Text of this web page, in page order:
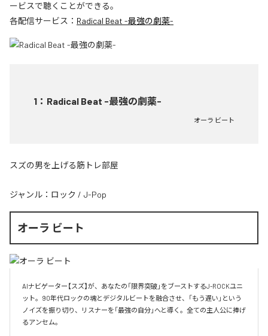
ービスで聴くことができる。
各配信サービス： Radical Beat -最強の劇薬-
1 ： Radical Beat -最強の劇薬-
オーラ ビート
スズの男を上げる筋トレ部屋
ジャンル： ロック / J-Pop
オーラ ビート
AIナビゲーター【スズ】が、あなたの「限界突破」をブーストするJ-ROCKユニ
ット。90年代ロックの魂とデジタルビートを融合させ、「もう遅い」という
ノイズを振り切り、リスナーを「最強の自分」へと導く。全ての主人公に捧げ
るアンセム。